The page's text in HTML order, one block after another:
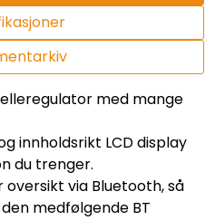
med mange
innholdsrikt LCD display
du trenger.
oversikt via Bluetooth, så
medfølgende BT